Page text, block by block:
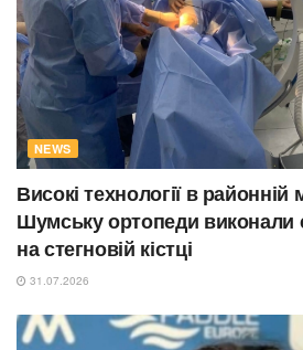
NEWS
Високі технології в районній
Шумську ортопеди виконали
на стегновій кістці
31.07.2026